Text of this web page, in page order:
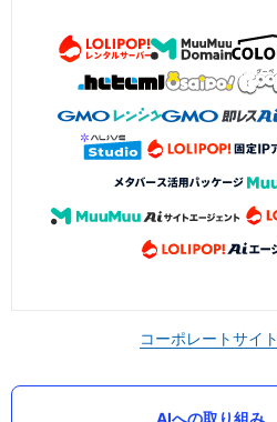
コーポレートサイト